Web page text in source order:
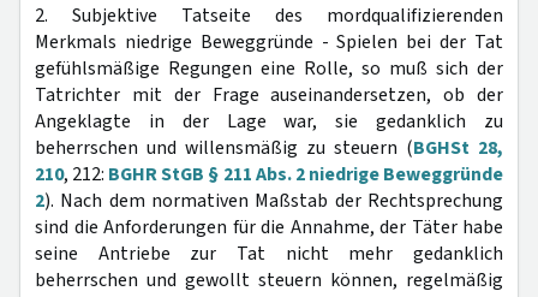
2. Subjektive Tatseite des mordqualifizierenden
Merkmals niedrige Beweggründe - Spielen bei der Tat
gefühlsmäßige Regungen eine Rolle, so muß sich der
Tatrichter mit der Frage auseinandersetzen, ob der
Angeklagte in der Lage war, sie gedanklich zu
beherrschen und willensmäßig zu steuern (BGHSt 28,
210, 212: BGHR StGB § 211 Abs. 2 niedrige Beweggründe
2). Nach dem normativen Maßstab der Rechtsprechung
sind die Anforderungen für die Annahme, der Täter habe
seine Antriebe zur Tat nicht mehr gedanklich
beherrschen und gewollt steuern können, regelmäßig